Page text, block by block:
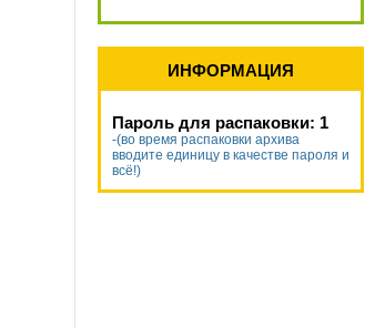
ИНФОРМАЦИЯ
Пароль для распаковки: 1
-(во время распаковки архива
вводите единицу в качестве пароля и
всё!)